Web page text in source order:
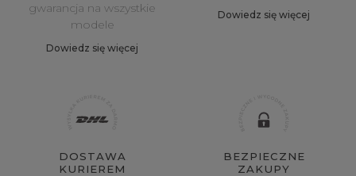
gwarancja na wszystkie
modele
Dowiedz się więcej
Dowiedz się więcej
DOSTAWA
KURIEREM
BEZPIECZNE
ZAKUPY